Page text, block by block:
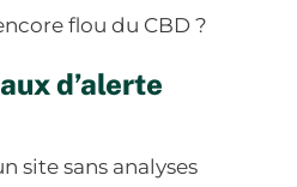
flou du CBD ?
d’alerte
site sans analyses